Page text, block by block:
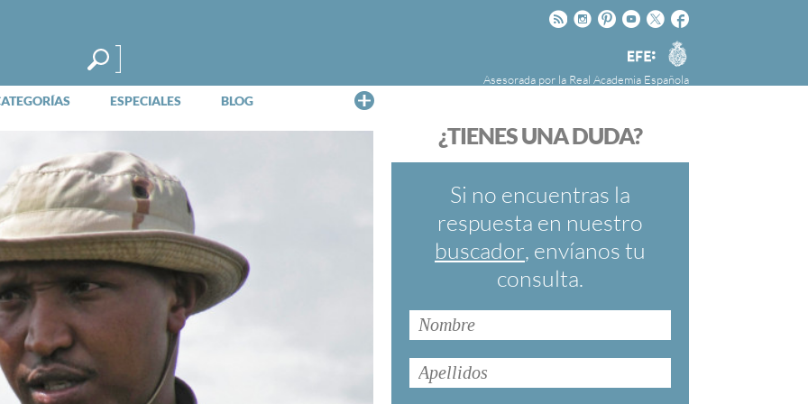
Facebook
Twitter
Youtube
Pinteres
Instagram
Rss
Agencia
EFE
Asesorada por la Real Academia Española
ESPECIALES BLOG
FundéuRAE es una fundación patrocinada por
cuyo objetivo es colaborar con el buen uso del
español en los medios de comunicación y en
Internet.
¿TIENES UNA DUDA?
Si no encuentras la
respuesta en nuestro
buscador, envíanos tu
consulta.